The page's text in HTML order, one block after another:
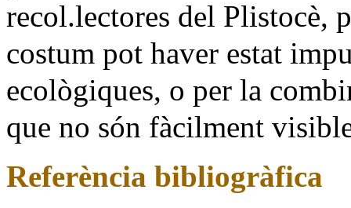
recol.lectores del Plistocè,
costum pot haver estat
ecològiques, o per la
que no són fàcilment
Referència bibliogràfica